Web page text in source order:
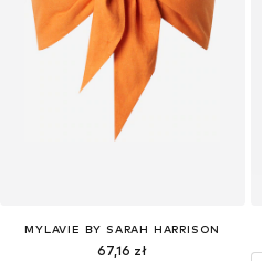
MYLAVIE BY SARAH HARRISON
67,16 zł